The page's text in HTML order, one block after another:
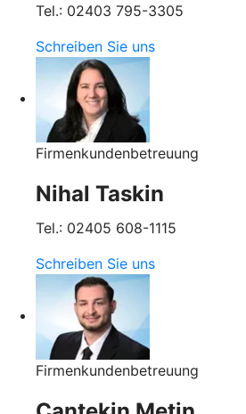
Tel.: 02403 795-3305
Schreiben Sie uns
Firmenkundenbetreuung
Nihal Taskin
Tel.: 02405 608-1115
Schreiben Sie uns
Firmenkundenbetreuung